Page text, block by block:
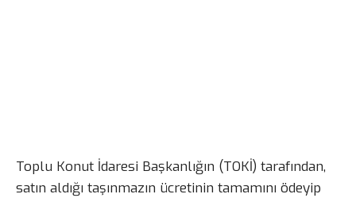
Toplu Konut İdaresi Başkanlığın (TOKİ) tarafından,
satın aldığı taşınmazın ücretinin tamamını ödeyip